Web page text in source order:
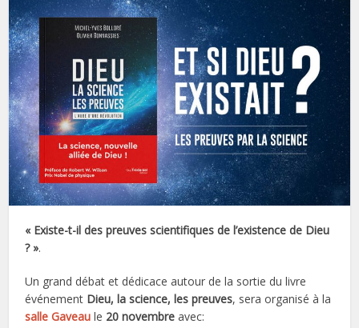
« Existe-t-il des preuves scientifiques de l’existence de Dieu
? ».
Un grand débat et dédicace autour de la sortie du livre
événement Dieu, la science, les preuves, sera organisé à la
salle Gaveau le 20 novembreavec: